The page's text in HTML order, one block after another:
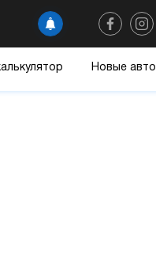
Новые авто